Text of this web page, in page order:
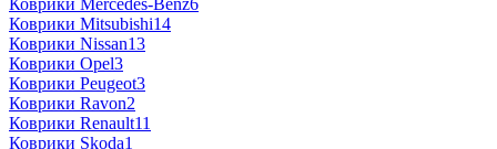
Коврики Mitsubishi14
Коврики Nissan13
Коврики Opel3
Коврики Peugeot3
Коврики Ravon2
Коврики Renault11
Коврики Skoda1